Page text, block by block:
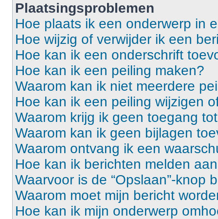
Plaatsingsproblemen
Hoe plaats ik een onderwerp in
Hoe wijzig of verwijder ik een
Hoe kan ik een onderschrift
Hoe kan ik een peiling maken?
Waarom kan ik niet meerdere
Hoe kan ik een peiling wijzigen
Waarom krijg ik geen toegang
Waarom kan ik geen bijlagen
Waarom ontvang ik een
Hoe kan ik berichten melden
Waarvoor is de “Opslaan”-knop
Waarom moet mijn bericht
Hoe kan ik mijn onderwerp